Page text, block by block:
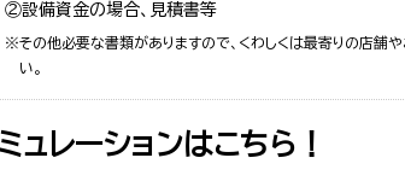
②設備資金の場合、見積書等
※その他必要な書類がありますので、くわしくは最寄りの店舗
い。
ュレーションはこちら！